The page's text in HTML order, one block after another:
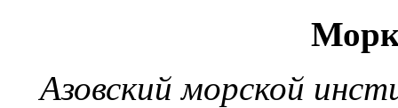
Азовский морской